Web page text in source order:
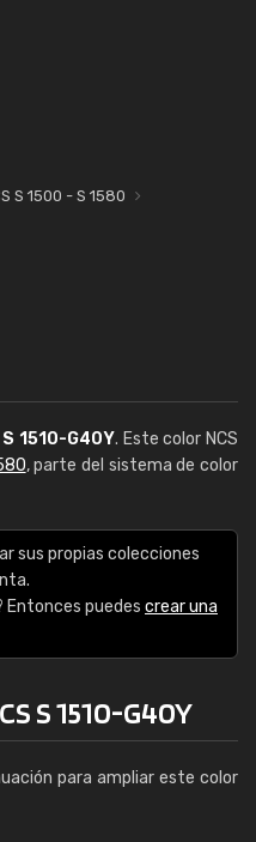
S 1500 - S 1580
S 1510-G40Y. Este color NCS
, parte del sistema de color
sus propias colecciones
Entonces puedes crear una
S 1510-G40Y
para ampliar este color